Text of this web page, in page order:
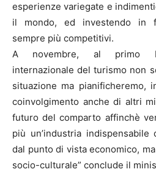
esperienze variegate e
il mondo, ed investendo in
sempre più competitivi.
A novembre, al primo
internazionale del turismo non
situazione ma pianificheremo,
coinvolgimento anche di altri
futuro del comparto affinchè
più un’industria
dal punto di vista economico,
socio-culturale” conclude il